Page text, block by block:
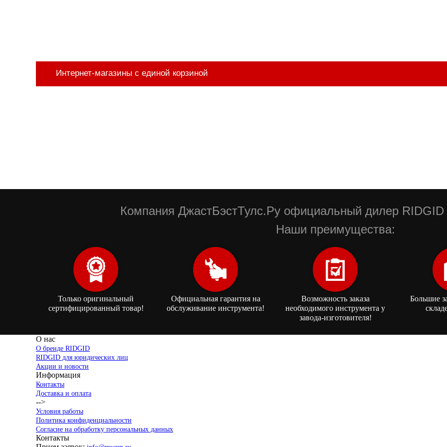
Интернет-магазины с единой корзиной
Компания ДжастБэстТулс.Ру официальный дилер
Наши преимущества:
Только оригинальный
сертифицированный товар!
Официальная гарантия на
обслуживание инструмента!
Возможность заказа
необходимого инструмента у
завода-изготовителя!
Большие
О нас
О бренде RIDGID
RIDGID для юридических лиц
Акции и новости
Информация
Контакты
Доставка и оплата
-->
Условия работы
Политика конфиденциальности
Согласие на обработку персональных данных
Контакты